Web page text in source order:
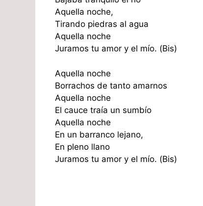
Aquella noche,
Tirando piedras al agua
Aquella noche
Juramos tu amor y el mío. (Bis)
Aquella noche
Borrachos de tanto amarnos
Aquella noche
El cauce traía un sumbío
Aquella noche
En un barranco lejano,
En pleno llano
Juramos tu amor y el mío. (Bis)